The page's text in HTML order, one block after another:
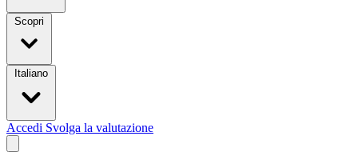
Scopri
Italiano
Accedi Svolga la valutazione